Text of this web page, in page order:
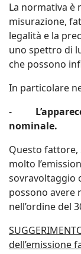
La normativa è
misurazione,
legalità e la
uno spettro di
che possono
In particolare
-
nominale.
Questo fattore,
molto
sovravoltaggio
possono avere
nell’ordine del
dell’emissione